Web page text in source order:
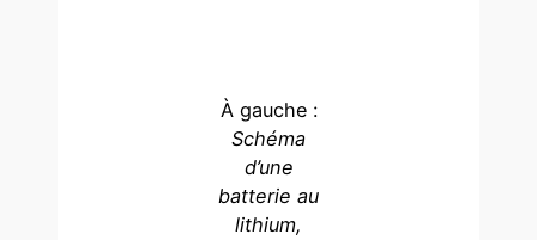
À gauche :
Schéma
d’une
batterie au
lithium,